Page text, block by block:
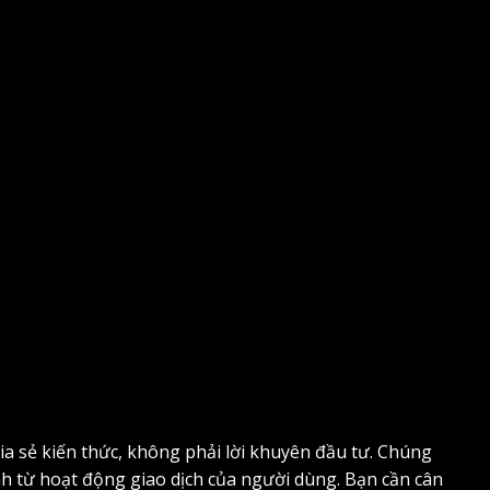
sẻ kiến thức, không phải lời khuyên đầu tư. Chúng
hoạt động giao dịch của người dùng. Bạn cần cân